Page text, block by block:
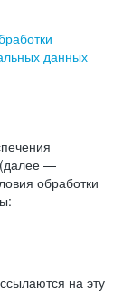
данных
(далее —
обработки
на эту